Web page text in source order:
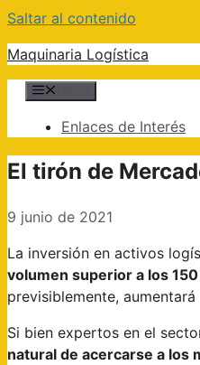
Saltar al contenido
Maquinaria Logística
Enlaces de Interés
El tirón de
9 junio de 2021
La inversión en activos
volumen superior a los
previsiblemente,
Si bien expertos en el
natural de acercarse a los